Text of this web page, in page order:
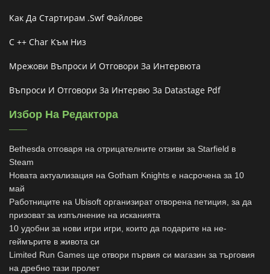
Как Да Стартирам .swf Файлове
C ++ Char Към Низ
Мрежови Въпроси И Отговори За Интервюта
Въпроси И Отговори За Интервю За Datastage Pdf
Избор На Редактора
Bethesda отговаря на отрицателните отзиви за Starfield в
Steam
Новата актуализация на Gotham Knights е насрочена за 10
май
Работниците на Ubisoft организират отворена петиция, за да
призоват за изпълнение на исканията
10 удобни за нови игри игри, които да подарите на не-
геймърите в живота си
Limited Run Games ще отвори първия си магазин за търговия
на дребно тази пролет